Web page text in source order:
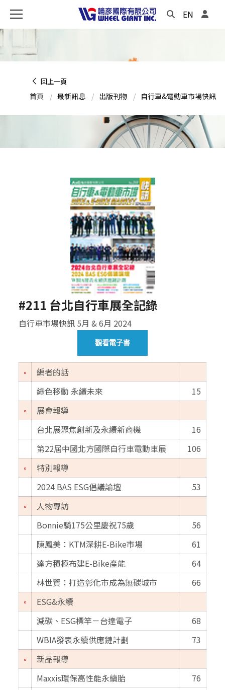
EN
回上一頁
首頁 最新訊息 出版刊物 自行車&電動車市場快訊
#211 台北自行車展全記錄
自行車市場快訊 5月 & 6月 2024
觀看電子書
編者的話
綠色移動 永續未來
15
展會報導
台北展聚焦創新及永續新商機
16
第22屆中國北方國際自行車電動車展
106
特別報導
2024 BAS ESG倡議論壇
53
人物專訪
Bonnie騎175公里慶祝75歲
56
陳鳳美：KTM深耕E-Bike市場
61
達方積極布建E-Bike產能
64
林世賢：打造彰化市成為無碳城市
66
ESG&永續
減碳、ESG標竿－台達電子
68
WBIA發表永續供應鏈計劃
73
新品報導
Maxxis環保高性能永續胎
76